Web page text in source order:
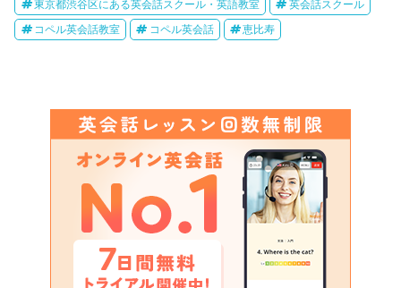
東京都渋谷区にある英会話スクール・英語教室 英会話スクール
コペル英会話教室 コペル英会話 恵比寿